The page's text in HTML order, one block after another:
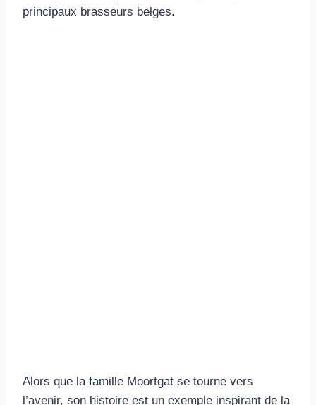
principaux brasseurs belges.
Alors que la famille Moortgat se tourne vers
l’avenir, son histoire est un exemple inspirant de la